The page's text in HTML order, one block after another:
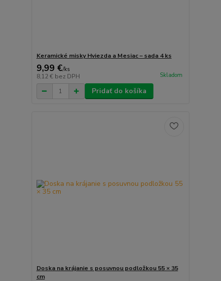
Keramické misky Hviezda a Mesiac – sada 4 ks
9,99 €/ks
8,12 € bez DPH Skladom
Pridať do košíka
Doska na krájanie s posuvnou podložkou 55 × 35
cm